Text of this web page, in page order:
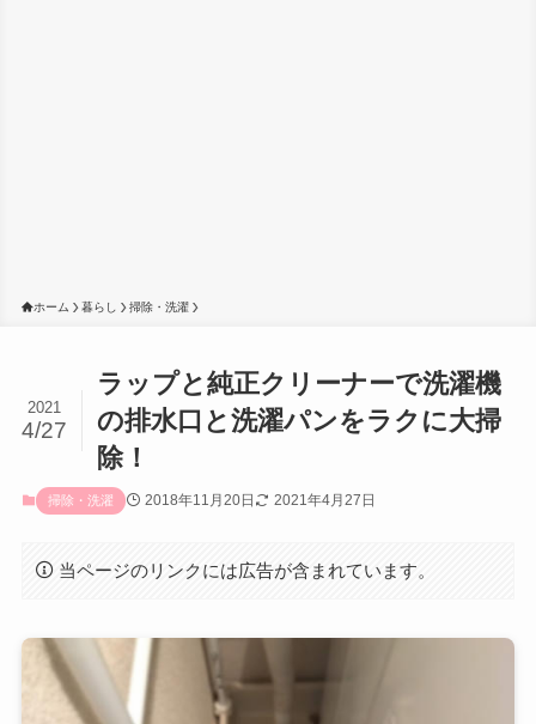
ホーム 暮らし 掃除・洗濯
ラップと純正クリーナーで洗濯機
の排水口と洗濯パンをラクに大掃
除！
2021
4/27
掃除・洗濯 2018年11月20日 2021年4月27日
当ページのリンクには広告が含まれています。